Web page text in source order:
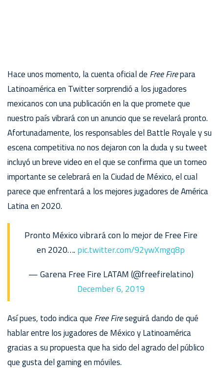
Hace unos momento, la cuenta oficial de Free Firepara
Latinoamérica en Twitter sorprendió a los jugadores
mexicanos con una publicación en la que promete que
nuestro país vibrará con un anuncio que se revelará pronto.
Afortunadamente, los responsables del Battle Royale y su
escena competitiva no nos dejaron con la duda y su tweet
incluyó un breve video en el que se confirma que un torneo
importante se celebrará en la Ciudad de México, el cual
parece que enfrentará a los mejores jugadores de América
Latina en 2020.
Pronto México vibrará con lo mejor de Free Fire
en 2020…. pic.twitter.com/92ywXmgq8p
— Garena Free Fire LATAM (@freefirelatino)
December 6, 2019
Así pues, todo indica que Free Fireseguirá dando de qué
hablar entre los jugadores de México y Latinoamérica
gracias a su propuesta que ha sido del agrado del público
que gusta del gaming en móviles.